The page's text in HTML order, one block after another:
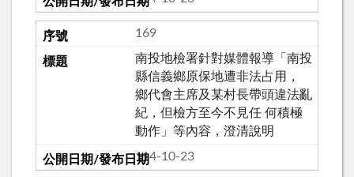
169
南投地檢署針對媒體報導「南投
縣信義鄉原保地遭非法占用，
鄉代會主席及某村長帶頭違法亂
紀，但檢方至今不見任 何積極
動作」等內容，澄清說明
114-10-23